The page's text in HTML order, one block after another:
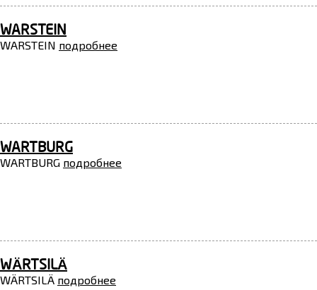
WARSTEIN
WARSTEIN подробнее
WARTBURG
WARTBURG подробнее
WÄRTSILÄ
WÄRTSILÄ подробнее